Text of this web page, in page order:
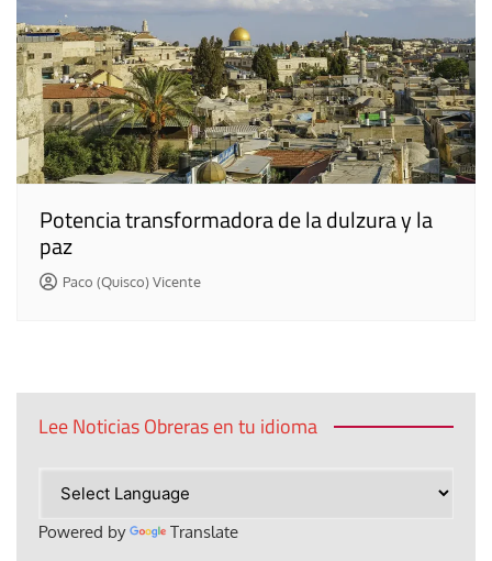
Potencia transformadora de la dulzura y la
paz
Paco (Quisco) Vicente
Lee Noticias Obreras en tu idioma
Powered by Translate